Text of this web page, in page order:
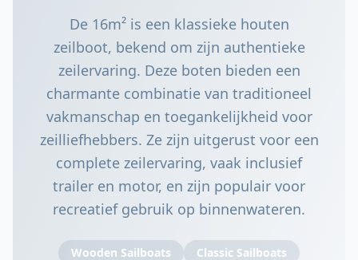
De 16m² is een klassieke houten
zeilboot, bekend om zijn authentieke
zeilervaring. Deze boten bieden een
charmante combinatie van traditioneel
vakmanschap en toegankelijkheid voor
zeilliefhebbers. Ze zijn uitgerust voor een
complete zeilervaring, vaak inclusief
trailer en motor, en zijn populair voor
recreatief gebruik op binnenwateren.
Wooden Sailboats Classic Sailboats